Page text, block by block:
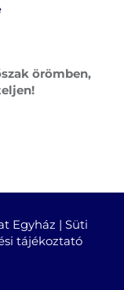
örömben,
Egyház | Süti
tájékoztató